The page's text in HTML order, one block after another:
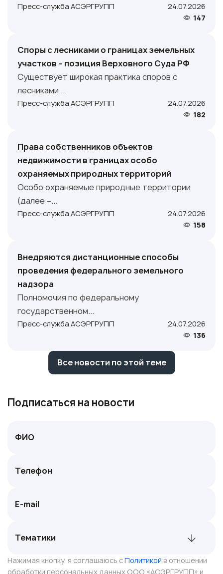
Пресс-служба АСЭРГРУПП
24.07.2026
147
Споры с лесниками о границах земельных
участков – позиция Верховного Суда РФ
Существует широкая практика споров с
лесниками...
Пресс-служба АСЭРГРУПП
24.07.2026
182
Права собственников объектов
недвижимости в границах особо
охраняемых природных территорий
Особо охраняемые природные территории
(далее –...
Пресс-служба АСЭРГРУПП
24.07.2026
158
Внедряются дистанционные способы
проведения федерального земельного
надзора
Полномочия по федеральному
государственном...
Пресс-служба АСЭРГРУПП
24.07.2026
136
Все новости по этой теме
Подписаться на новости
Нажимая кнопку, я соглашаюсь сПолитикой в отношении
обработки персональных данных ООО «АСЭРГРУПП» и